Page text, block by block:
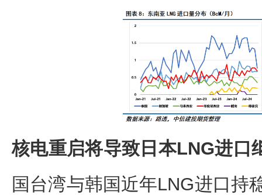
核电重启将导致日本LNG进口
国台湾与韩国近年LNG进口持